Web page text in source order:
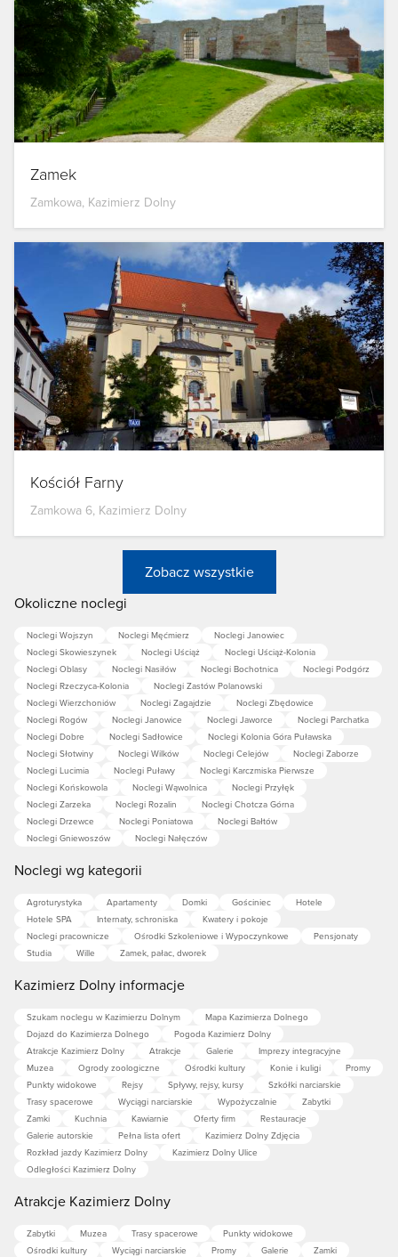
Zamek
Zamkowa, Kazimierz Dolny
Kościół Farny
Zamkowa 6, Kazimierz Dolny
Zobacz wszystkie
Okoliczne noclegi
Noclegi Wojszyn Noclegi Męćmierz
Noclegi Janowiec
Noclegi Skowieszynek
Noclegi Uściąż
Noclegi Uściąż-Kolonia
Noclegi Oblasy
Noclegi Nasiłów Noclegi Bochotnica
Noclegi Podgórz
Noclegi Rzeczyca-Kolonia
Noclegi Zastów Polanowski
Noclegi Wierzchoniów
Noclegi Zagajdzie
Noclegi Zbędowice
Noclegi Rogów
Noclegi Janowice Noclegi Jaworce
Noclegi Parchatka
Noclegi Dobre
Noclegi Sadłowice
Noclegi Kolonia Góra Puławska
Noclegi Słotwiny
Noclegi Wilków Noclegi Celejów
Noclegi Zaborze
Noclegi Lucimia
Noclegi Puławy
Noclegi Karczmiska Pierwsze
Noclegi Końskowola
Noclegi Wąwolnica
Noclegi Przyłęk
Noclegi Zarzeka
Noclegi Rozalin
Noclegi Chotcza Górna
Noclegi Drzewce
Noclegi Poniatowa
Noclegi Bałtów
Noclegi Gniewoszów
Noclegi Nałęczów
Noclegi wg kategorii
Agroturystyka Apartamenty Domki Gościniec
Hotele
Hotele SPA
Internaty, schroniska
Kwatery i pokoje
Noclegi pracownicze
Ośrodki Szkoleniowe i Wypoczynkowe
Pensjonaty
Studia
Wille Zamek, pałac, dworek
Kazimierz Dolny informacje
Szukam noclegu w Kazimierzu Dolnym
Mapa Kazimierza Dolnego
Dojazd do Kazimierza Dolnego
Pogoda Kazimierz Dolny
Atrakcje Kazimierz Dolny
Atrakcje Galerie
Imprezy integracyjne
Muzea
Ogrody zoologiczne Ośrodki kultury Konie i kuligi
Promy
Punkty widokowe
Rejsy Spływy, rejsy, kursy
Szkółki narciarskie
Trasy spacerowe
Wyciągi narciarskie Wypożyczalnie
Zabytki
Zamki
Kuchnia Kawiarnie Oferty firm
Restauracje
Galerie autorskie
Pełna lista ofert
Kazimierz Dolny Zdjęcia
Rozkład jazdy Kazimierz Dolny
Kazimierz Dolny Ulice
Odległości Kazimierz Dolny
Atrakcje Kazimierz Dolny
Zabytki Muzea Trasy spacerowe
Punkty widokowe
Ośrodki kultury
Wyciągi narciarskie Promy Galerie
Zamki